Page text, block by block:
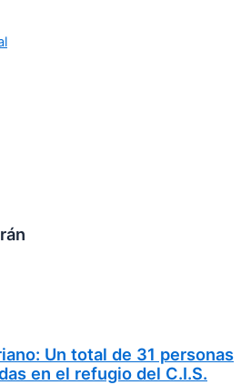
Un total de 31 personas
en el refugio del C.I.S.